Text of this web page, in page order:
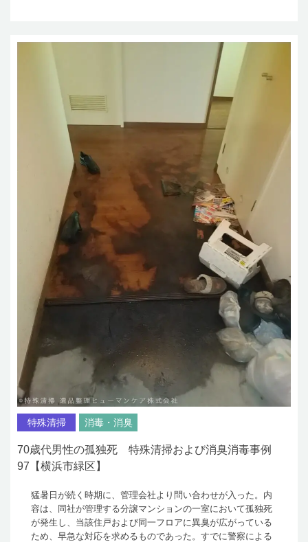
特殊清掃 消毒・消臭
70歳代男性の孤独死 特殊清掃および消臭消毒事例
97【横浜市緑区】
猛暑日が続く時期に、管理会社より問い合わせが入った。内
容は、同社が管理する分譲マンションの一室において孤独死
が発生し、当該住戸および同一フロアに異臭が広がっている
ため、早急な対応を求めるものであった。すでに警察による